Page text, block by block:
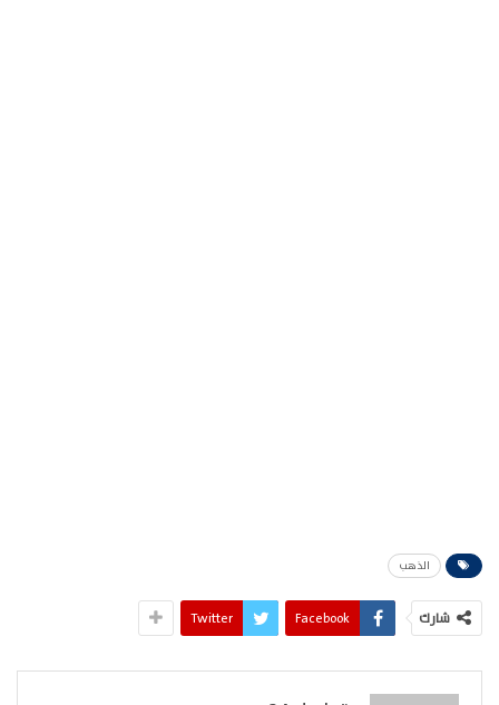
الذهب
شارك Facebook
Twitter